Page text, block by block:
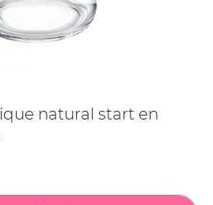
natural start en